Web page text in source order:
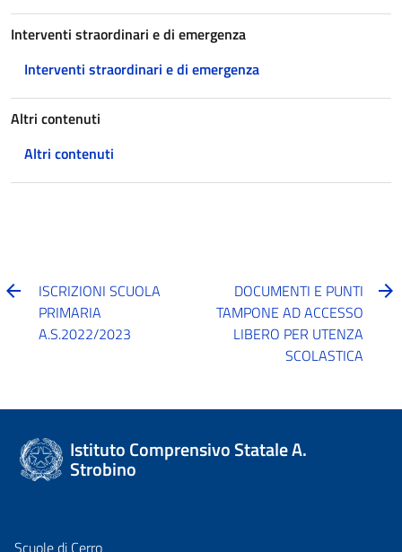
Interventi straordinari e di emergenza
Interventi straordinari e di emergenza
Altri contenuti
Altri contenuti
ISCRIZIONI SCUOLA
PRIMARIA
A.S.2022/2023
DOCUMENTI E PUNTI
TAMPONE AD ACCESSO
LIBERO PER UTENZA
SCOLASTICA
Istituto Comprensivo Statale A.
Strobino
Scuole di Cerro